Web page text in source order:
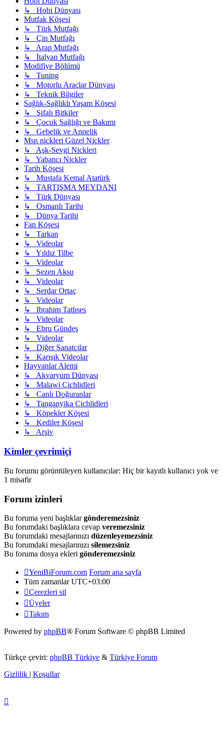
↳ Hobi Dünyası
Mutfak Köşesi
↳ Türk Mutfağı
↳ Çin Mutfağı
↳ Arap Mutfağı
↳ İtalyan Mutfağı
Modifiye Bölümü
↳ Tuning
↳ Motorlu Araçlar Dünyası
↳ Teknik Bilgiler
Sağlık-Sağlıklı Yaşam Köşesi
↳ Şifalı Bitkiler
↳ Çocuk Sağlığı ve Bakımı
↳ Gebelik ve Annelik
Msn nickleri Güzel Nickler
↳ Aşk-Sevgi Nickleri
↳ Yabancı Nickler
Tarih Köşesi
↳ Mustafa Kemal Atatürk
↳ TARTIŞMA MEYDANI
↳ Türk Dünyası
↳ Osmanlı Tarihi
↳ Dünya Tarihi
Fan Köşesi
↳ Tarkan
↳ Videolar
↳ Yıldız Tilbe
↳ Videolar
↳ Sezen Aksu
↳ Videolar
↳ Serdar Ortaç
↳ Videolar
↳ Ibrahim Tatlıses
↳ Videolar
↳ Ebru Gündeş
↳ Videolar
↳ Diğer Sanatçılar
↳ Karışık Videolar
Hayvanlar Alemi
↳ Akvaryum Dünyası
↳ Malawi Cichlidleri
↳ Canlı Doğuranlar
↳ Tanganyika Cichlidleri
↳ Köpekler Köşesi
↳ Kediler Köşesi
↳ Arşiv
Kimler çevrimiçi
Bu forumu görüntüleyen kullanıcılar: Hiç bir kayıtlı kullanıcı yok ve
1 misafir
Forum izinleri
Bu foruma yeni başlıklargönderemezsiniz
Bu forumdaki başlıklara cevap veremezsiniz
Bu forumdaki mesajlarınızı düzenleyemezsiniz
Bu forumdaki mesajlarınızı silemezsiniz
Bu foruma dosya ekleri gönderemezsiniz
YeniBiForum.com Forum ana sayfa
Tüm zamanlarUTC+03:00
Çerezleri sil
Üyeler
Takım
Powered by phpBB® Forum Software © phpBB Limited
Türkçe çeviri: phpBB Türkiye & Türkiye Forum
Gizlilik | Koşullar